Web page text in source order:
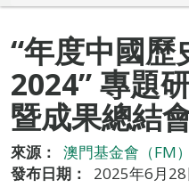
“年度中國歷
2024” 專題
暨成果總結
來源：
澳門基金會（FM）
發布日期：
2025年6月